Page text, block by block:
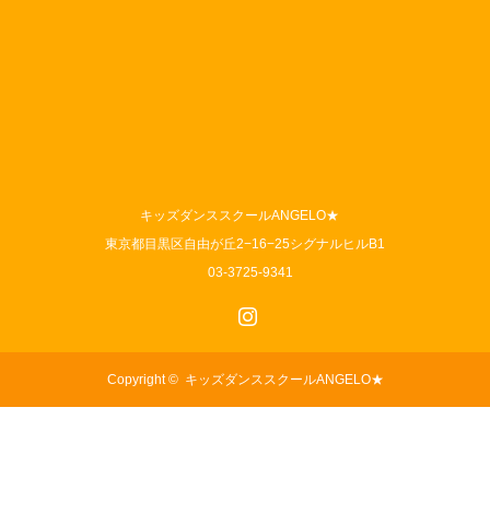
キッズダンススクールANGELO★
東京都目黒区自由が丘2−16−25シグナルヒルB1
03-3725-9341
Copyright © キッズダンススクールANGELO★